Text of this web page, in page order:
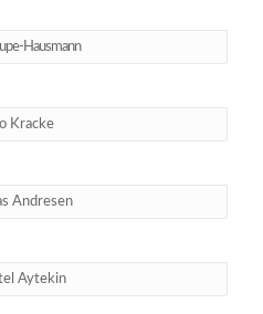
Hausmann
Kracke
Andresen
Aytekin